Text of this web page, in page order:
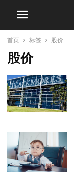
首页 标签 股价
股价